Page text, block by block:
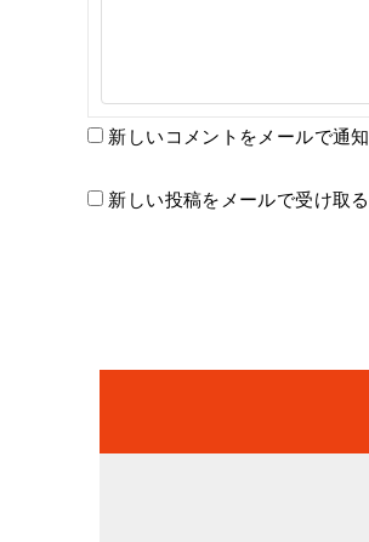
新しいコメントをメールで通知
新しい投稿をメールで受け取る